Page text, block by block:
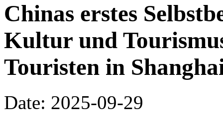
Chinas erstes
Kultur und
Touristen in
Date: 2025-09-29